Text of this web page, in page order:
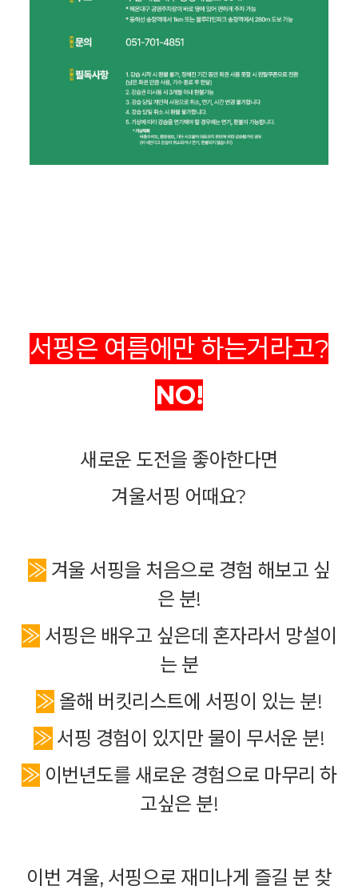
서핑은 여름에만 하는거라고?
NO!
새로운 도전을 좋아한다면
겨울서핑 어때요?
≫ 겨울 서핑을 처음으로 경험 해보고 싶
은 분!
≫ 서핑은 배우고 싶은데 혼자라서 망설이
는 분
≫ 올해 버킷리스트에 서핑이 있는 분!
≫ 서핑 경험이 있지만 물이 무서운 분!
≫ 이번년도를 새로운 경험으로 마무리 하
고싶은 분!
이번 겨울, 서핑으로 재미나게 즐길 분 찾